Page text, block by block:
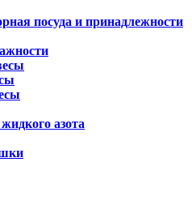
посуда и принадлежности
азота